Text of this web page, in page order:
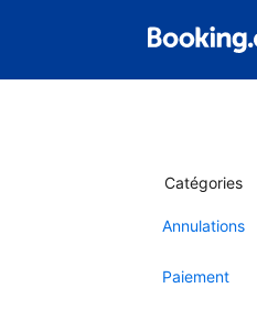
Catégories
Annulations
Paiement